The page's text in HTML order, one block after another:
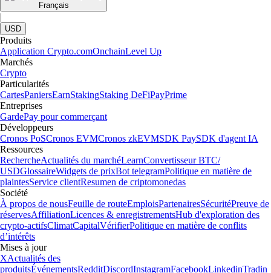
Français
|
USD
Produits
Application Crypto.comOnchainLevel Up
Marchés
Crypto
Particularités
CartesPaniersEarnStakingStaking DeFiPayPrime
Entreprises
GardePay pour commerçant
Développeurs
Cronos PoSCronos EVMCronos zkEVMSDK PaySDK d'agent IA
Ressources
RechercheActualités du marchéLearnConvertisseur BTC/
USDGlossaireWidgets de prixBot telegramPolitique en matière de
plaintesService clientResumen de criptomonedas
Société
À propos de nousFeuille de routeEmploisPartenairesSécuritéPreuve de
réservesAffiliationLicences & enregistrementsHub d'exploration des
crypto-actifsClimatCapitalVérifierPolitique en matière de conflits
d’intérêts
Mises à jour
XActualités des
produitsÉvénementsRedditDiscordInstagramFacebookLinkedinTradin